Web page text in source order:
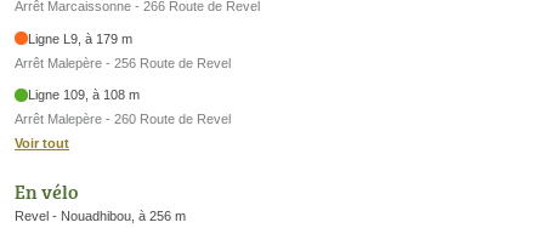
Arrêt Marcaissonne - 266 Route de Revel
Ligne L9, à 179 m
Arrêt Malepère - 256 Route de Revel
Ligne 109, à 108 m
Arrêt Malepère - 260 Route de Revel
Voir tout
En vélo
Revel - Nouadhibou, à 256 m